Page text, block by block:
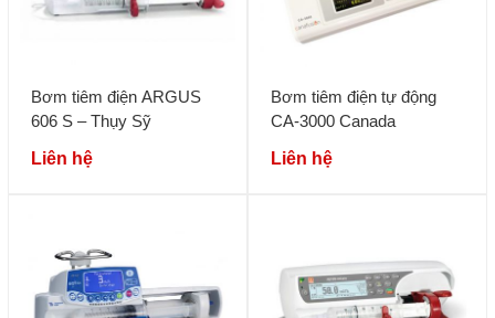
Bơm tiêm điện ARGUS
606 S – Thụy Sỹ
Liên hệ
Bơm tiêm điện tự động
CA-3000 Canada
Liên hệ